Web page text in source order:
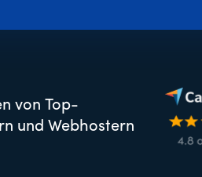
von Top-
und Webhostern